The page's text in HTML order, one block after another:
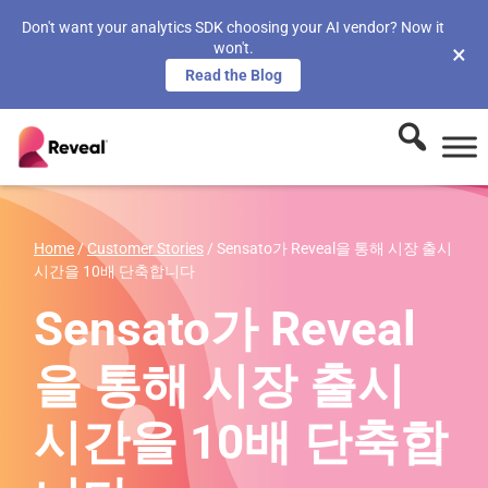
Don't want your analytics SDK choosing your AI vendor? Now it
won't.
Read the Blog
×
Home /Customer Stories / Sensato가 Reveal을 통해 시장 출시
시간을 10배 단축합니다
Sensato가 Reveal
을 통해 시장 출시
시간을 10배 단축합